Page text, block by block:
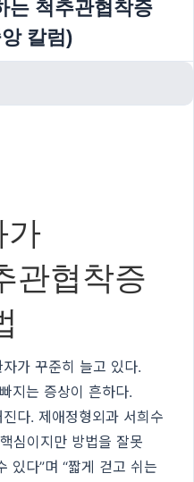
는 척추관협착증
칼럼)
가
관협착증
가 꾸준히 늘고 있다.
지는 증상이 흔하다.
다. 제애정형외과 서희수
심이지만 방법을 잘못
있다”며 “짧게 걷고 쉬는